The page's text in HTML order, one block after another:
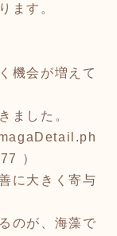
ます。
機会が増えて
ました。
）
に大きく寄与
のが、海藻で